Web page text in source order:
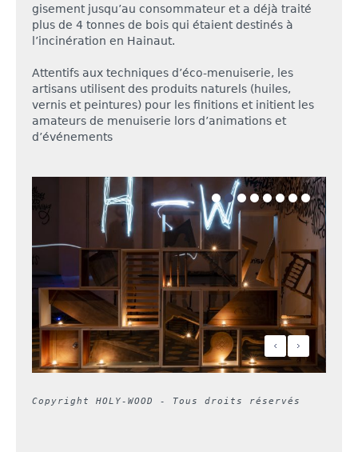
gisement jusqu’au consommateur et a déjà traité
plus de 4 tonnes de bois qui étaient destinés à
l’incinération en Hainaut.
Attentifs aux techniques d’éco-menuiserie, les
artisans utilisent des produits naturels (huiles,
vernis et peintures) pour les finitions et initient les
amateurs de menuiserie lors d’animations et
d’événements
Copyright HOLY-WOOD - Tous droits réservés